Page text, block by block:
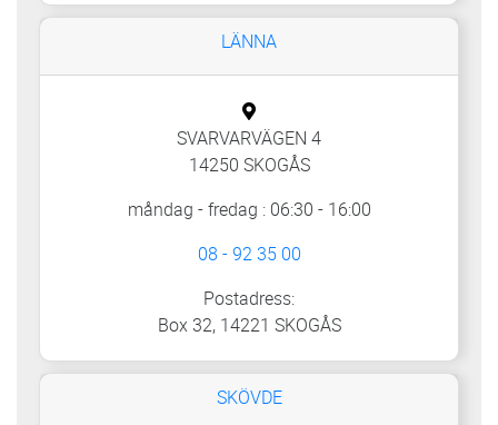
LÄNNA
SVARVARVÄGEN 4
14250 SKOGÅS
måndag - fredag : 06:30 - 16:00
08 - 92 35 00
Postadress:
Box 32, 14221 SKOGÅS
SKÖVDE